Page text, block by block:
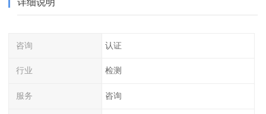
咨询 认证
行业 检测
服务 咨询